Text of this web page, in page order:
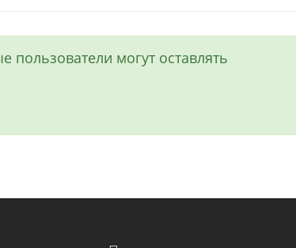
пользователи могут оставлять